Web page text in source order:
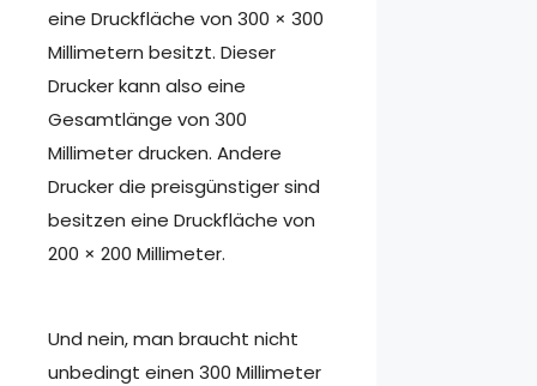
eine Druckfläche von 300 × 300
Millimetern besitzt. Dieser
Drucker kann also eine
Gesamtlänge von 300
Millimeter drucken. Andere
Drucker die preisgünstiger sind
besitzen eine Druckfläche von
200 × 200 Millimeter.
Und nein, man braucht nicht
unbedingt einen 300 Millimeter